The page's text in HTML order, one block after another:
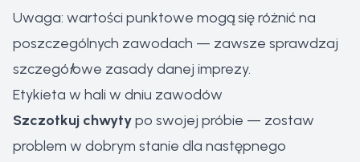
Uwaga: wartości punktowe mogą się różnić na
poszczególnych zawodach — zawsze sprawdzaj
szczegółowe zasady danej imprezy.
Etykieta w hali w dniu zawodów
Szczotkuj chwytypo swojej próbie — zostaw
problem w dobrym stanie dla następnego